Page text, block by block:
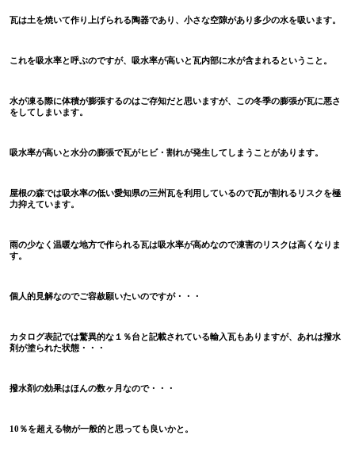
瓦は土を焼いて作り上げられる陶器であり、小さな空隙があり多少の水を吸います。
これを吸水率と呼ぶのですが、吸水率が高いと瓦内部に水が含まれるということ。
水が凍る際に体積が膨張するのはご存知だと思いますが、この冬季の膨張が瓦に悪さ
をしてしまいます。
吸水率が高いと水分の膨張で瓦がヒビ・割れが発生してしまうことがあります。
屋根の森では吸水率の低い愛知県の三州瓦を利用しているので瓦が割れるリスクを極
力抑えています。
雨の少なく温暖な地方で作られる瓦は吸水率が高めなので凍害のリスクは高くなりま
す。
個人的見解なのでご容赦願いたいのですが・・・
カタログ表記では驚異的な１％台と記載されている輸入瓦もありますが、あれは撥水
剤が塗られた状態・・・
撥水剤の効果はほんの数ヶ月なので・・・
10％を超える物が一般的と思っても良いかと。